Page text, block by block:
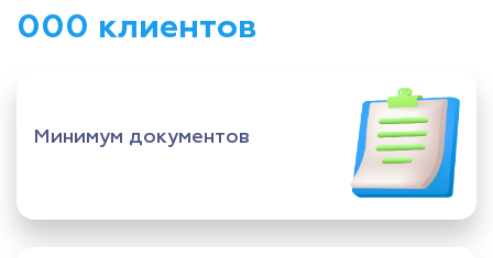
000 клиентов
Минимум документов